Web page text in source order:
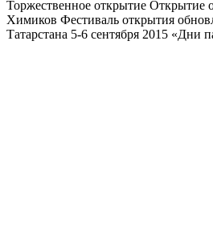
Торжественное открытие Открытие
Химиков Фестиваль открытия
Татарстана 5-6 сентября 2015 «Дни